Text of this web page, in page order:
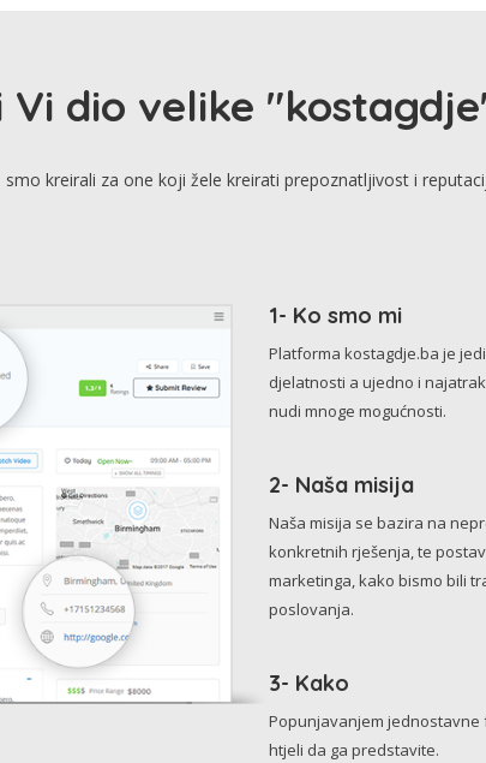
Vi dio velike
kreirali za one koji žele kreirati prepoznatljivost i
1- Ko smo mi
Platforma kostagdje.ba je
djelatnosti a ujedno i
nudi mnoge mogućnosti.
2- Naša misija
Naša misija se bazira na
konkretnih rješenja, te
marketinga, kako bismo bili
poslovanja.
3- Kako
Popunjavanjem jednostavne
htjeli da ga predstavite.